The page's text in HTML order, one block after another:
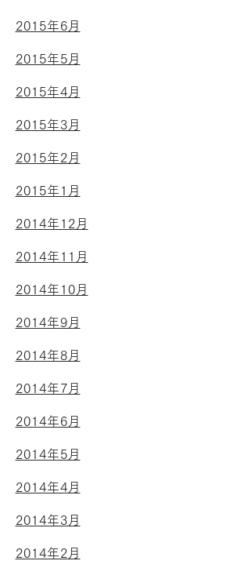
2015年6月
2015年5月
2015年4月
2015年3月
2015年2月
2015年1月
2014年12月
2014年11月
2014年10月
2014年9月
2014年8月
2014年7月
2014年6月
2014年5月
2014年4月
2014年3月
2014年2月